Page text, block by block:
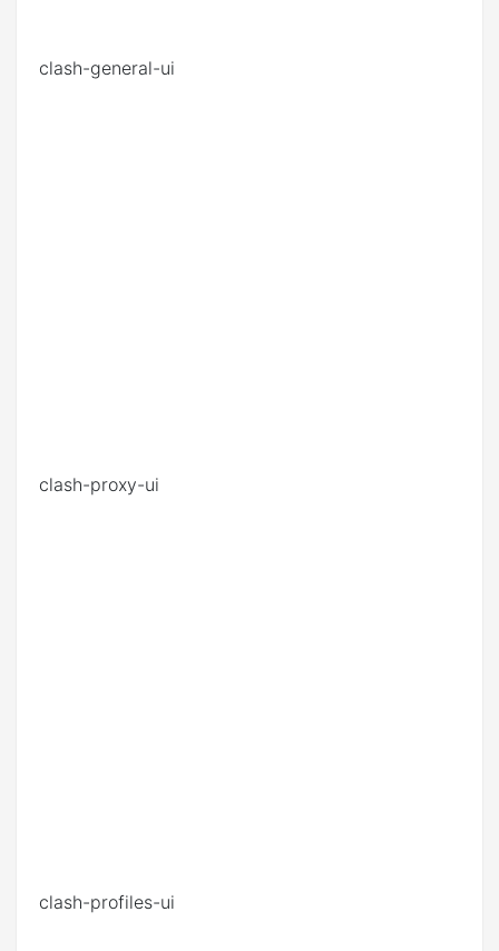
clash-general-ui
clash-proxy-ui
clash-profiles-ui